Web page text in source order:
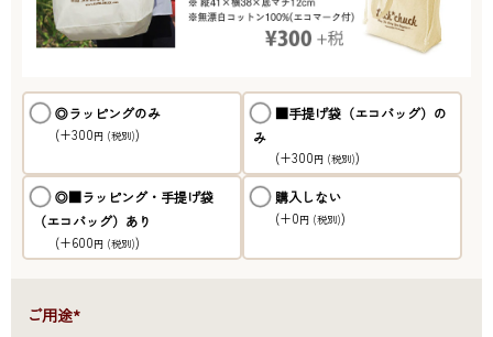
◎ラッピングのみ
(+300円 (税別))
■手提げ袋（エコバッグ）の
み
(+300円 (税別))
◎■ラッピング・手提げ袋
（エコバッグ）あり
(+600円 (税別))
購入しない
(+0円 (税別))
●ご用途*